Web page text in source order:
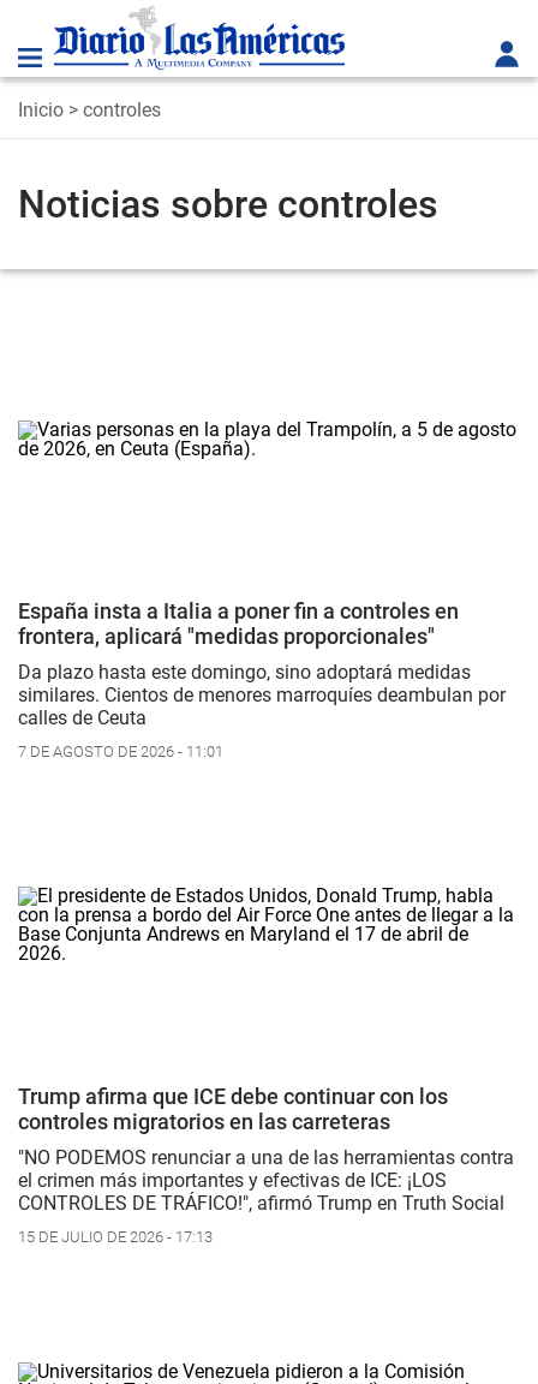
Inicio > controles
Noticias sobre controles
España insta a Italia a poner fin a controles en
frontera, aplicará "medidas proporcionales"
Da plazo hasta este domingo, sino adoptará medidas
similares. Cientos de menores marroquíes deambulan por
calles de Ceuta
7 DE AGOSTO DE 2026 - 11:01
Trump afirma que ICE debe continuar con los
controles migratorios en las carreteras
"NO PODEMOS renunciar a una de las herramientas contra
el crimen más importantes y efectivas de ICE: ¡LOS
CONTROLES DE TRÁFICO!", afirmó Trump en Truth Social
15 DE JULIO DE 2026 - 17:13